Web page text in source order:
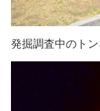
発掘調査中のトン